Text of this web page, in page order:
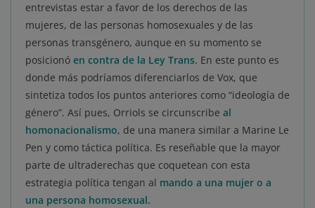
entrevistas estar a favor de los derechos de las
mujeres, de las personas homosexuales y de las
personas transgénero, aunque en su momento se
posicionó en contra de la Ley Trans. En este punto es
donde más podríamos diferenciarlos de Vox, que
sintetiza todos los puntos anteriores como “ideología de
género”. Así pues, Orriols se circunscribe al
homonacionalismo, de una manera similar a Marine Le
Pen y como táctica política. Es reseñable que la mayor
parte de ultraderechas que coquetean con esta
estrategia política tengan al mando a una mujer o a
una persona homosexual.